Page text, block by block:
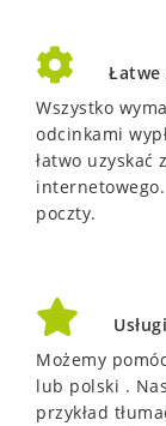
Łatwe
Wszystko
odcinkami
łatwo
internetowego.
poczty.
Możemy
lub polski .
przykład